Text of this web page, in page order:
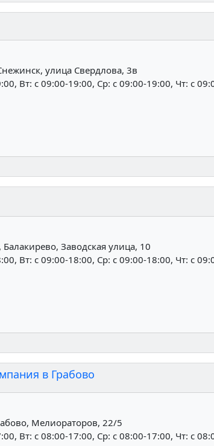
улица Свердлова, 3в
Вт: c 09:00-19:00, Ср: c 09:00-19:00, Чт: c
Заводская улица, 10
Вт: c 09:00-18:00, Ср: c 09:00-18:00, Чт: c
в Грабово
Мелиораторов, 22/5
Вт: c 08:00-17:00, Ср: c 08:00-17:00, Чт: c